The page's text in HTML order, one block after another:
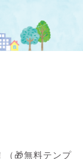
（🎁無料テンプ